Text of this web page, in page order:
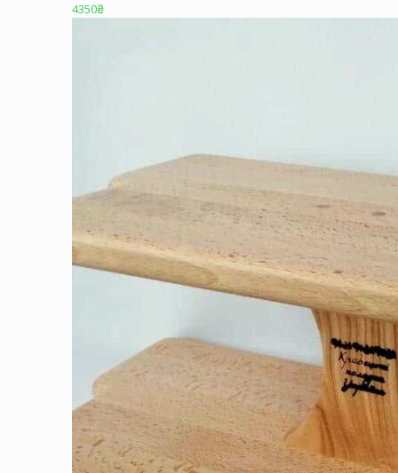
4350₴